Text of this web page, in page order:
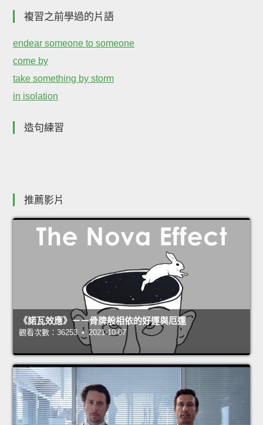
複習之前學過的片語
endear someone to someone
come by
take something by storm
in isolation
造句練習
推薦影片
《諾瓦效應》－－骨牌般相依的好運與厄運
觀看次數：36253 • 2021-10-07